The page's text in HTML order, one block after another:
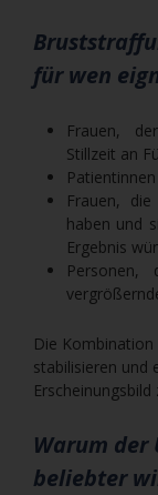
für wen
Frauen,
Stillzeit an
Frauen,
haben und
Ergebnis
Die
stabilisieren und
Erscheinungsbild
Warum
beliebter